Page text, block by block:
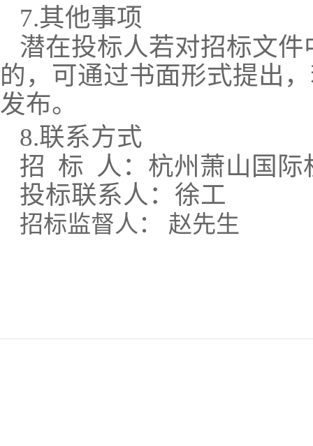
7.其他事项
潜在投标人若对招标文
的，可通过书面形式提出
发布。
8.联系方式
招 标 人：杭州萧山国
投标联系人：徐工
招标监督人： 赵先生